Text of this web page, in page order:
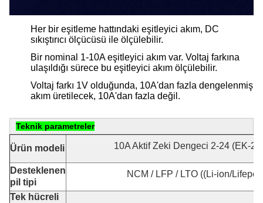
Her bir eşitleme hattındaki eşitleyici akım, DC
sıkıştırıcı ölçücüsü ile ölçülebilir.
Bir nominal 1-10A eşitleyici akım var. Voltaj farkına
ulaşıldığı sürece bu eşitleyici akım ölçülebilir.
Voltaj farkı 1V olduğunda, 10A'dan fazla dengelenmiş
akım üretilecek, 10A'dan fazla değil.
Teknik parametreler
Ürün modeli 10A Aktif Zeki Dengeci 2-24 (EK-
Desteklenen
pil tipi
NCM / LFP / LTO ((Li-ion/
Tek hücreli